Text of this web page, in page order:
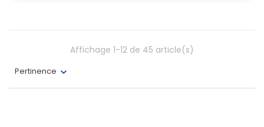
Pertinence
Affichage 1-12 de 45 article(s)